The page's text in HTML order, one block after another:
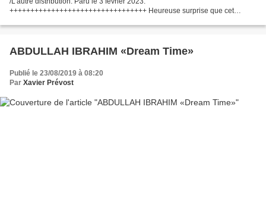
+++++++++++++++++++++++++++++++++ Heureuse surprise que cet
artistes...
ABDULLAH IBRAHIM «Dream Time»
Publié le 23/08/2019 à 08:20
Par Xavier Prévost